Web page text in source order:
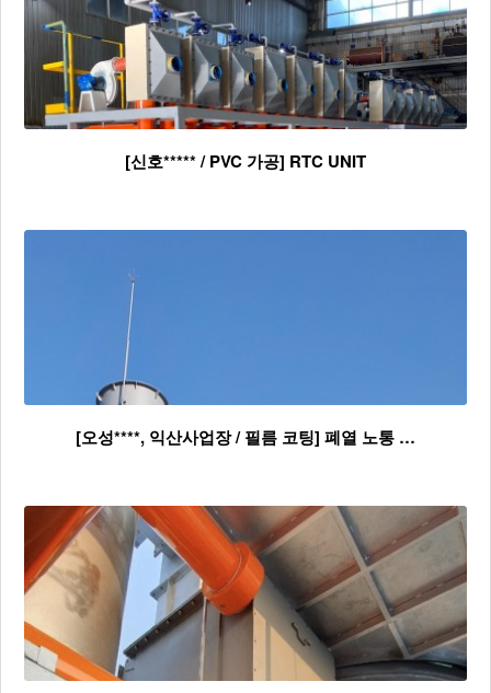
[신호***** / PVC 가공] RTC UNIT
[오성****, 익산사업장 / 필름 코팅] 폐열 노통 …